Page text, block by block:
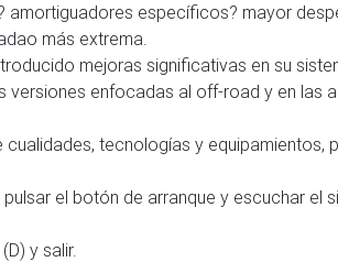
amortiguadores específicos? mayor
más extrema.
mejoras significativas en su
versiones enfocadas al off-road y en las
cualidades, tecnologías y equipamientos,
el botón de arranque y escuchar el
y salir.